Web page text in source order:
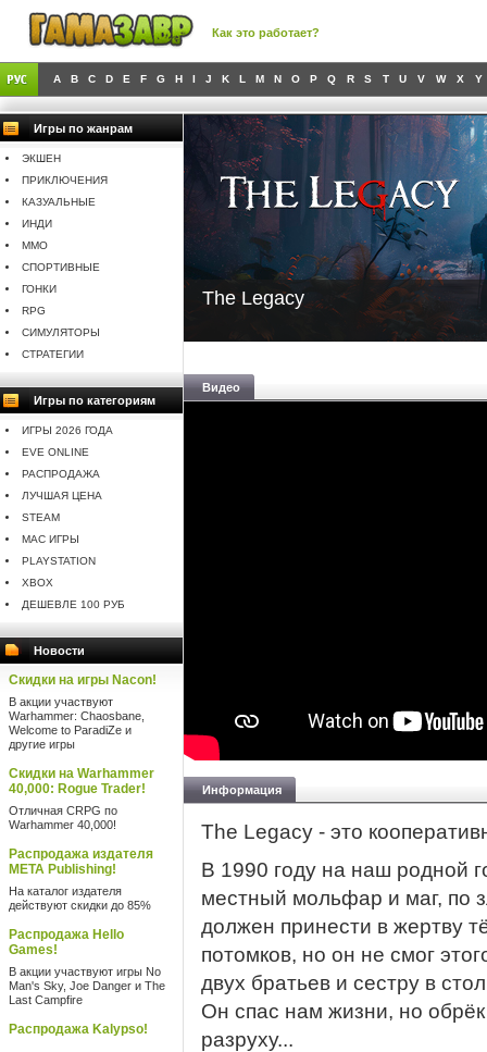
Как это работает?
A B C D E F G H I J K L M N O P Q R S T U V W X Y
Игры по жанрам
ЭКШЕН
ПРИКЛЮЧЕНИЯ
КАЗУАЛЬНЫЕ
ИНДИ
MMO
СПОРТИВНЫЕ
ГОНКИ
RPG
СИМУЛЯТОРЫ
СТРАТЕГИИ
Игры по категориям
ИГРЫ 2026 ГОДА
EVE ONLINE
РАСПРОДАЖА
ЛУЧШАЯ ЦЕНА
STEAM
MAC ИГРЫ
PLAYSTATION
XBOX
ДЕШЕВЛЕ 100 РУБ
Новости
Скидки на игры Nacon!
В акции участвуют
Warhammer: Chaosbane,
Welcome to ParadiZe и
другие игры
Скидки на Warhammer
40,000: Rogue Trader!
Отличная CRPG по
Warhammer 40,000!
Распродажа издателя
META Publishing!
На каталог издателя
действуют скидки до 85%
Распродажа Hello
Games!
В акции участвуют игры No
Man's Sky, Joe Danger и The
Last Campfire
Распродажа Kalypso!
The Legacy
Видео
Информация
The Legacy - это
В 1990 году на наш родной
местный мольфар и маг, по
должен принести в жертву
потомков, но он не смог
двух братьев и сестру в
Он спас нам жизни, но
разруху...